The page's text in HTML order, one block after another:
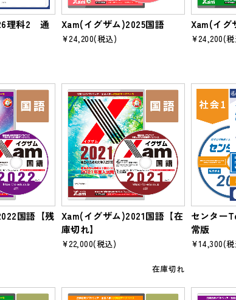
理科2 通
Xam(イグザム)2025国語
¥24,200(税込)
Xam(イグ
¥24,200(
国語【残 Xam(イグザム)2021国語【在
庫切れ】
¥22,000(税込)
在庫切れ
センター
常版
¥14,300(